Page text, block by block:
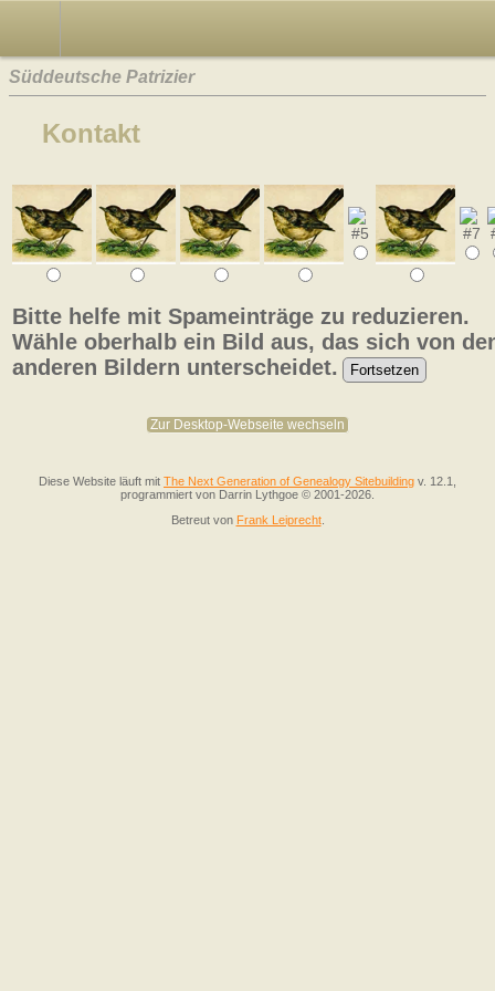
Süddeutsche Patrizier
Kontakt
Bitte helfe mit Spameinträge zu reduzieren.
Wähle oberhalb ein Bild aus, das sich von
anderen Bildern unterscheidet.
Zur Desktop-Webseite wechseln
Diese Website läuft mit The Next Generation of Genealogy Sitebuilding v. 12.1,
programmiert von Darrin Lythgoe © 2001-2026.
Betreut von Frank Leiprecht.